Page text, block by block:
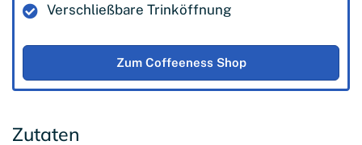
Verschließbare Trinköffnung
Zum Coffeeness Shop
Zutaten